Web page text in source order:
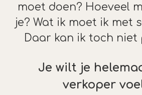
moet doen? Hoeveel
je? Wat ik moet ik met
Daar kan ik toch niet
Je wilt je
verkoper